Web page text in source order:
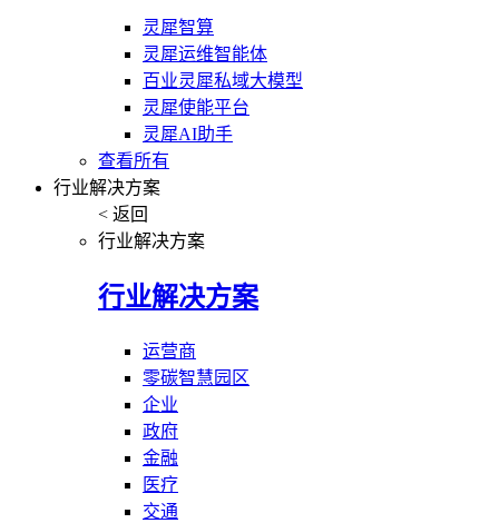
灵犀智算
灵犀运维智能体
百业灵犀私域大模型
灵犀使能平台
灵犀AI助手
查看所有
行业解决方案
< 返回
行业解决方案
行业解决方案
运营商
零碳智慧园区
企业
政府
金融
医疗
交通